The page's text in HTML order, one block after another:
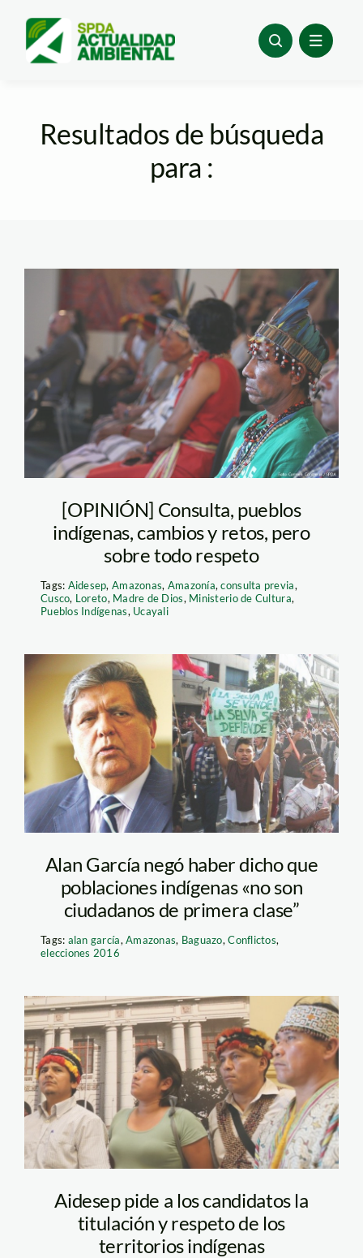
content
Resultados de búsqueda
para :
indigenas-spda
[OPINIÓN] Consulta, pueblos
indígenas, cambios y retos, pero
sobre todo respeto
Tags: Aidesep,Amazonas, Amazonía,consulta previa,
Cusco, Loreto, Madre de Dios, Ministerio de Cultura,
Pueblos Indígenas, Ucayali
Alan García
Alan García negó haber dicho que
poblaciones indígenas «no son
ciudadanos de primera clase”
Tags: alan garcía,Amazonas, Baguazo,Conflictos,
elecciones 2016
líderes de Aidesep
Aidesep pide a los candidatos la
titulación y respeto de los
territorios indígenas